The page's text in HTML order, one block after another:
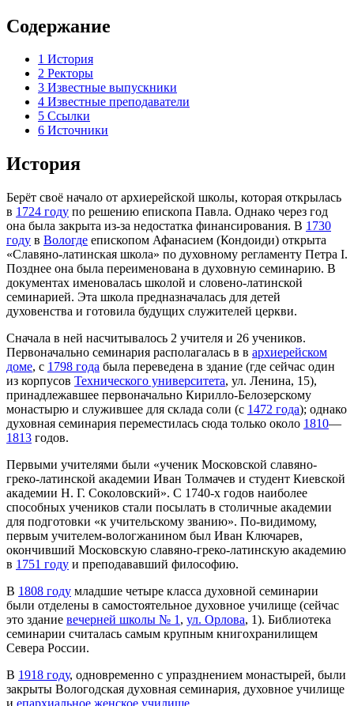
Содержание
1 История
2 Ректоры
3 Известные выпускники
4 Известные преподаватели
5 Ссылки
6 Источники
История
Берёт своё начало от архиерейской школы, которая открылась
в 1724 году по решению епископа Павла. Однако через год
она была закрыта из-за недостатка финансирования. В 1730
году в Вологде епископом Афанасием (Кондоиди) открыта
«Славяно-латинская школа» по духовному регламенту Петра I.
Позднее она была переименована в духовную семинарию. В
документах именовалась школой и словено-латинской
семинарией. Эта школа предназначалась для детей
духовенства и готовила будущих служителей церкви.
Сначала в ней насчитывалось 2 учителя и 26 учеников.
Первоначально семинария располагалась в в apxиepeйском
доме, с 1798 года была переведена в здание (где сейчас один
из корпусов Технического университета, ул. Ленина, 15),
принадлежавшее первоначально Кирилло-Белозерскому
монастырю и служившее для склада соли (с 1472 года); однако
духовная семинария переместилась сюда только около 1810—
1813 годов.
Первыми учителями были «ученик Московской славяно-
греко-латинской академии Иван Толмачев и студент Киевской
академии Н. Г. Соколовский». С 1740-х годов наиболее
способных учеников стали посылать в столичные академии
для подготовки «к учительскому званию». По-видимому,
первым учителем-вологжанином был Иван Ключарев,
окончивший Московскую славяно-греко-латинскую академию
в 1751 году и преподававший философию.
В 1808 году младшие четыре класса духовной семинарии
были отделены в самостоятельное духовное училище (сейчас
это здание вечерней школы № 1 , ул. Орлова, 1). Библиотека
семинарии считалась самым крупным книгохранилищем
Севера России.
В 1918 году, одновременно с упразднением монастырей, были
закрыты Вологодская духовная семинария, духовное училище